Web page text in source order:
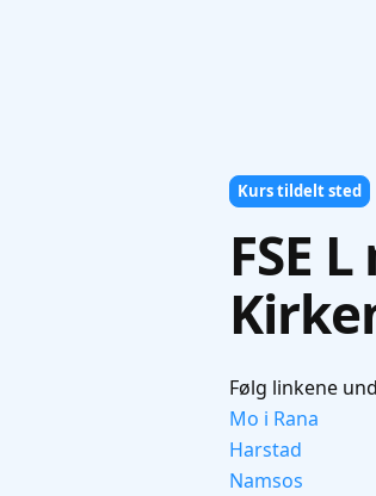
Kurs tildelt sted
FSE
Følg linkene
Mo i Rana
Harstad
Namsos